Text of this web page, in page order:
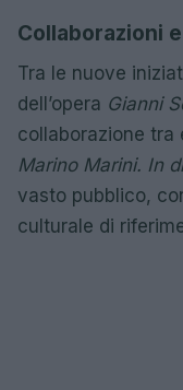
Collaborazioni
Tra le nuove
dell’opera Gianni
collaborazione tra
Marino Marini. In
vasto pubblico,
culturale di